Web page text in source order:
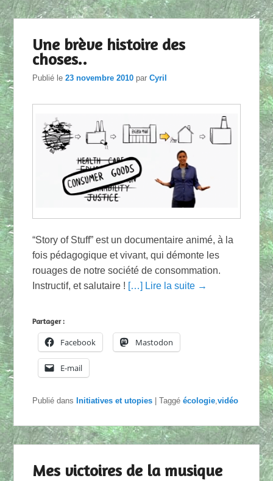
Une brève histoire des
choses..
Publié le23 novembre 2010 parCyril
“Story of Stuff” est un documentaire animé, à la
fois pédagogique et vivant, qui démonte les
rouages de notre société de consommation.
Instructif, et salutaire ! […] Lire la suite →
Partager :
Facebook Mastodon
E-mail
Publié dans Initiatives et utopies |Taggé écologie,vidéo
Mes victoires de la musique